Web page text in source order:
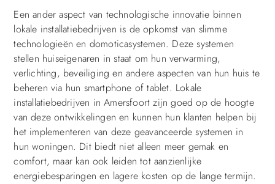
Een ander aspect van technologische innovatie binnen
lokale installatiebedrijven is de opkomst van slimme
technologieën en domoticasystemen. Deze systemen
stellen huiseigenaren in staat om hun verwarming,
verlichting, beveiliging en andere aspecten van hun huis te
beheren via hun smartphone of tablet. Lokale
installatiebedrijven in Amersfoort zijn goed op de hoogte
van deze ontwikkelingen en kunnen hun klanten helpen bij
het implementeren van deze geavanceerde systemen in
hun woningen. Dit biedt niet alleen meer gemak en
comfort, maar kan ook leiden tot aanzienlijke
energiebesparingen en lagere kosten op de lange termijn.